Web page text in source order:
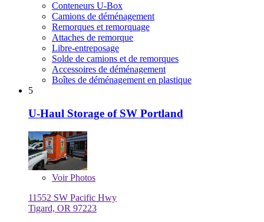
Conteneurs U-Box
Camions de déménagement
Remorques et remorquage
Attaches de remorque
Libre-entreposage
Solde de camions et de remorques
Accessoires de déménagement
Boîtes de déménagement en plastique
5
U-Haul Storage of SW Portland
VoirPhotos
11552 SW Pacific Hwy
Tigard, OR 97223